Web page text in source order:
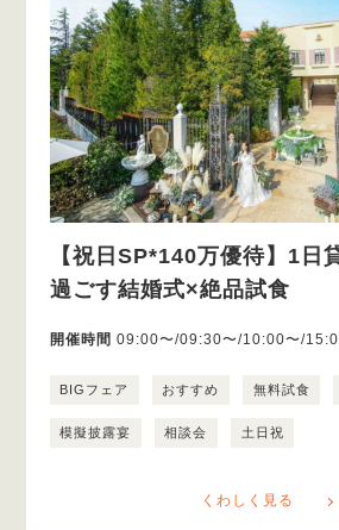
【祝日SP*140万優待】1日
過ごす結婚式×絶品試食
開催時間 09:00〜/09:30〜/10:00〜/
BIGフェア おすすめ 無料試食
模擬披露宴 相談会 土日祝
くわしく見る